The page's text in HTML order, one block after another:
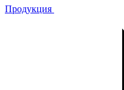
Продукция